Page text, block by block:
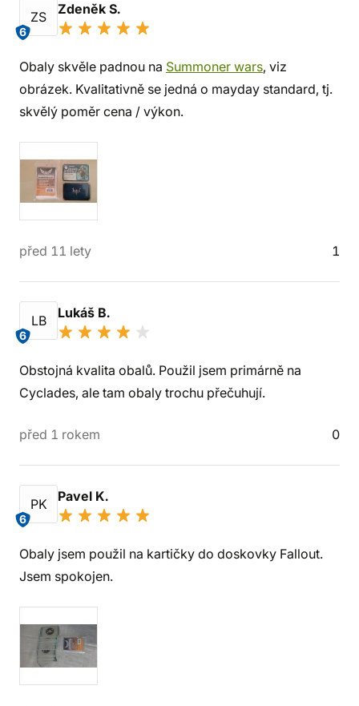
ZS
6
Zdeněk S.
Obaly skvěle padnou na Summoner wars, viz
obrázek. Kvalitativně se jedná o mayday standard, tj.
skvělý poměr cena / výkon.
před 11 lety 1
LB
6
Lukáš B.
Obstojná kvalita obalů. Použil jsem primárně na
Cyclades, ale tam obaly trochu přečuhují.
před 1 rokem 0
PK
6
Pavel K.
Obaly jsem použil na kartičky do doskovky Fallout.
Jsem spokojen.